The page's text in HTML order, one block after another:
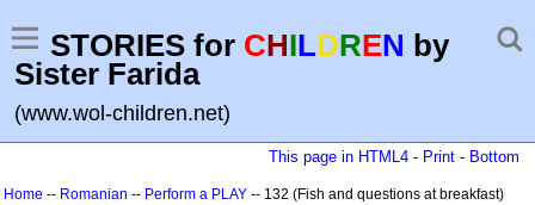
STORIES for CHILDREN by
Sister Farida
(www.wol-children.net)
This page in HTML4 - Print - Bottom
Home -- Romanian -- Perform a PLAY -- 132 (Fish and questions at breakfast)